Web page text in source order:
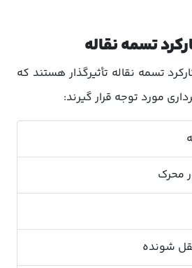
تسمه نقاله
تسمه نقاله تأثیرگذار هستند که
مورد توجه قرار گیرند:
محرک
شونده